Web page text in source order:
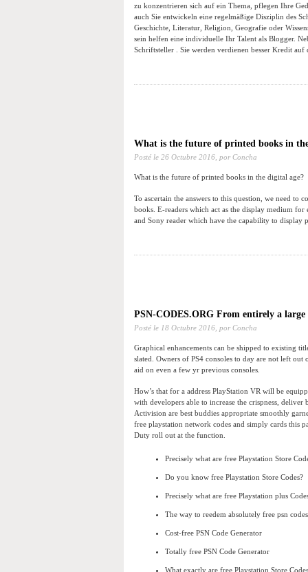
zu konzentrieren sich auf ein Thema, pflegen Ihre
auch Sie entwickeln eine regelmäßige Disziplin des
Geschichte, Literatur, Religion, Geografie oder
sein helfen eine individuelle Ihr Talent als Blogger.
Schriftsteller . Sie werden verdienen besser Kredit auf
What is the future of printed books in
Posté le 26 Octubre 2016, por Concha
What is the future of printed books in the digital age?
To ascertain the answers to this question, we need to
books. E-readers which act as the display medium
and Sony reader which have the capability to display
PSN-CODES.ORG From entirely a
Posté le 18 Octubre 2016, por Concha
Graphical enhancements can be shipped to existing
slated. Owners of PS4 consoles to day are not left
aid on even a few yr previous consoles.
How’s that for a address PlayStation VR will be
with developers able to increase the crispness,
Activision are best buddies appropriate smoothly
free playstation network codes and simply cards this
Duty roll out at the function.
Precisely what are free Playstation Store
Do you know free Playstation Store Codes?
Precisely what are free Playstation plus
The way to reedem absolutely free psn
Cost-free PSN Code Generator
Totally free PSN Code Generator
What exactly are free Playstation Store